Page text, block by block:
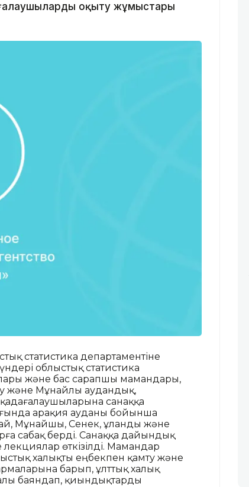
оқыту жұмыстары
статистика департаментіне
облыстық статистика
және бас сарапшы мамандары,
және Мұнайлы аудандық,
санаққа
Қарақия ауданы бойынша
Мұнайшы, Сенек, Құланды және
сабақ берді. Санаққа дайындық
өткізілді. Мамандар
халықты еңбекпен қамту және
барып, ұлттық халық
баяндап, қиындықтарды